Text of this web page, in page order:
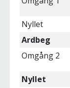
Nyllet
Ardbeg
Omgång 2
Nyllet